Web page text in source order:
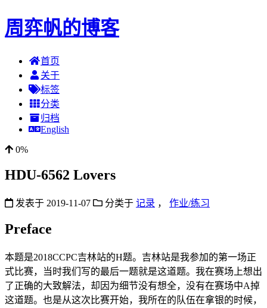
周弈帆的博客
首页
关于
标签
分类
归档
English
0%
HDU-6562 Lovers
发表于 2019-11-07 分类于 记录 ， 作业/练习
Preface
本题是2018CCPC吉林站的H题。吉林站是我参加的第一场正
式比赛，当时我们写的最后一题就是这道题。我在赛场上想出
了正确的大致解法，却因为细节没有想全，没有在赛场中A掉
这道题。也是从这次比赛开始，我所在的队伍在拿银的时候，